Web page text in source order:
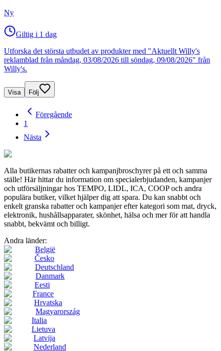
Ny
Giltig i 1 dag
Utforska det största utbudet av produkter med "Aktuellt Willy's
reklamblad från måndag, 03/08/2026 till söndag, 09/08/2026" från
Willy's.
Visa Följ
Föregående
1
Nästa
Alla butikernas rabatter och kampanjbroschyrer på ett och samma
ställe! Här hittar du information om specialerbjudanden, kampanjer
och utförsäljningar hos TEMPO, LIDL, ICA, COOP och andra
populära butiker, vilket hjälper dig att spara. Du kan snabbt och
enkelt granska rabatter och kampanjer efter kategori som mat, dryck,
elektronik, hushållsapparater, skönhet, hälsa och mer för att handla
snabbt, bekvämt och billigt.
Andra länder:
België
Česko
Deutschland
Danmark
Eesti
France
Hrvatska
Magyarország
Italia
Lietuva
Latvija
Nederland